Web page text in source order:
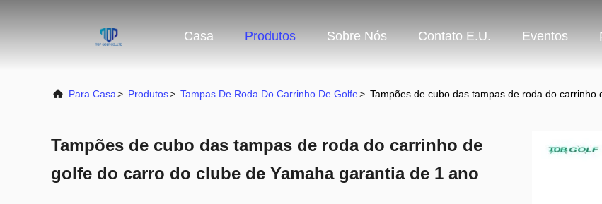
Casa Produtos Sobre Nós Contato E.U. Eventos
Para Casa> Produtos> Tampas De Roda Do Carrinho De Golfe> Tampões de cubo das tampas de roda do
Tampões de cubo das tampas de roda do carrinho de
golfe do carro do clube de Yamaha garantia de 1 ano